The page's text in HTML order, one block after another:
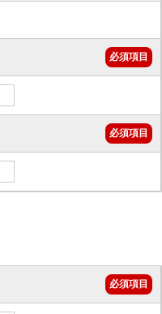
必須項目
必須項目
必須項目